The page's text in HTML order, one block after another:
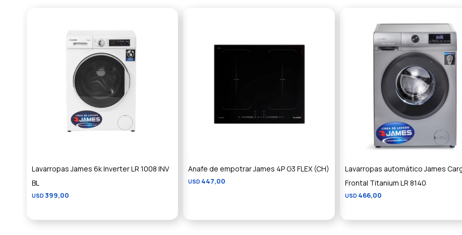
Lavarropas James 6k Inverter LR 1008 INV
BL
USD 399,00
Anafe de empotrar James 4P G3 FLEX (CH)
USD 447,00
Lavarropas automático James
Frontal Titanium LR 8140
USD 466,00